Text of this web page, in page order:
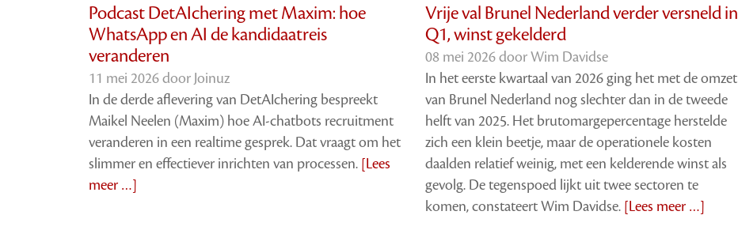
Podcast DetAIchering met Maxim: hoe
WhatsApp en AI de kandidaatreis
veranderen
11 mei 2026 doorJoinuz
In de derde aflevering van DetAIchering bespreekt
Maikel Neelen (Maxim) hoe AI-chatbots recruitment
veranderen in een realtime gesprek. Dat vraagt om het
slimmer en effectiever inrichten van processen. [Lees
meer …]
Vrije val Brunel Nederland verder versneld in
Q1, winst gekelderd
08 mei 2026 doorWim Davidse
In het eerste kwartaal van 2026 ging het met de omzet
van Brunel Nederland nog slechter dan in de tweede
helft van 2025. Het brutomargepercentage herstelde
zich een klein beetje, maar de operationele kosten
daalden relatief weinig, met een kelderende winst als
gevolg. De tegenspoed lijkt uit twee sectoren te
komen, constateert Wim Davidse. [Lees meer …]